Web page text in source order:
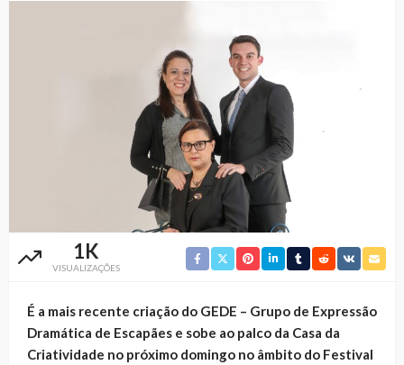
1K
VISUALIZAÇÕES
É a mais recente criação do GEDE – Grupo de Expressão
Dramática de Escapães e sobe ao palco da Casa da
Criatividade no próximo domingo no âmbito do Festival